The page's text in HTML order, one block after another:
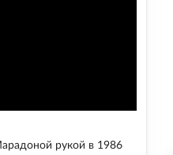
рукой в 1986